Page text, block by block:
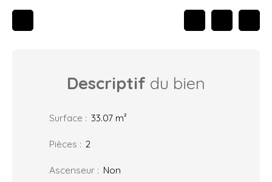
Descriptif du bien
Surface : 33.07 m²
Pièces : 2
Ascenseur : Non